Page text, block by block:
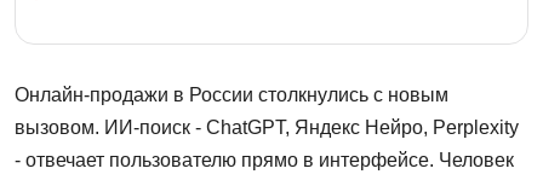
Онлайн-продажи в России столкнулись с новым
вызовом. ИИ-поиск - ChatGPT, Яндекс Нейро, Perplexity
- отвечает пользователю прямо в интерфейсе. Человек